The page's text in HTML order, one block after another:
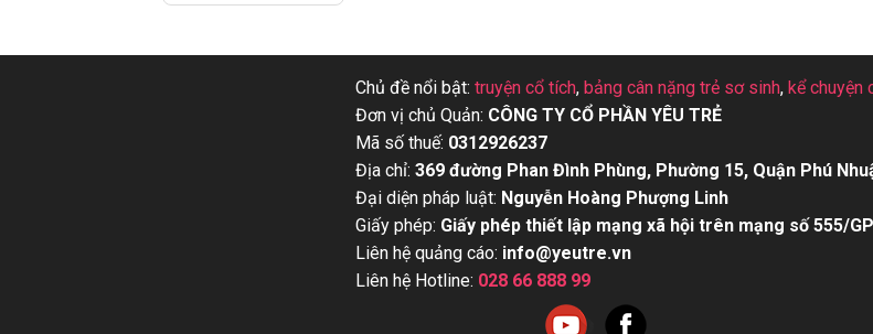
Chủ đề nổi bật: truyện cổ tích, bảng cân nặng trẻ sơ sinh, kể chuyện
Đơn vị chủ Quản: CÔNG TY CỔ PHẦN YÊU TRẺ
Mã số thuế: 0312926237
Địa chỉ: 369 đường Phan Đình Phùng, Phường 15, Quận Phú
Đại diện pháp luật: Nguyễn Hoàng Phượng Linh
Giấy phép: Giấy phép thiết lập mạng xã hội trên mạng số 555/
Liên hệ quảng cáo: info@yeutre.vn
Liên hệ Hotline: 028 66 888 99